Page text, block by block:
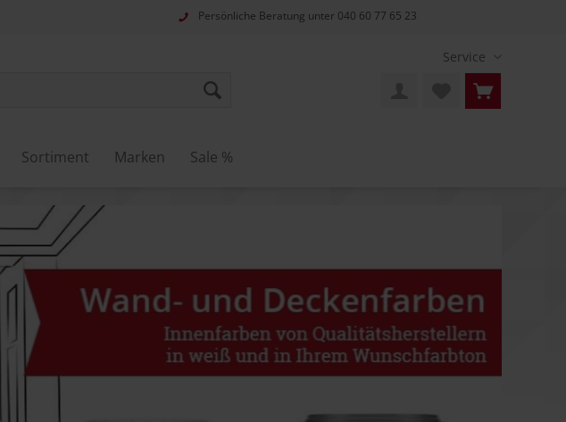
Persönliche Beratung unter 040 60 77 65 23
Service
Sortiment Marken Sale %